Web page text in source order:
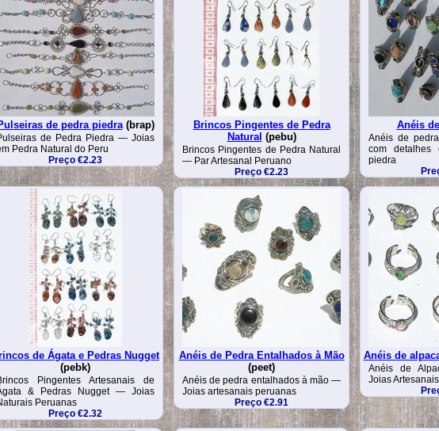
de pedra piedra(brap)
de Pedra Piedra — Joias
Pedra Natural do Peru
Preço €2.23
Brincos Pingentes de Pedra
Natural (pebu)
Brincos Pingentes de Pedra Natural
— Par Artesanal Peruano
Preço €2.23
Anéis
Anéis de
com detalhes
piedra
de Ágata e Pedras Nugget
(pebk)
Pingentes Artesanais de
& Pedras Nugget — Joias
Peruanas
Preço €2.32
Anéis de Pedra Entalhados à Mão
(peet)
Anéis de pedra entalhados à mão —
Joias artesanais peruanas
Preço €2.91
Anéis de
Anéis de
Joias